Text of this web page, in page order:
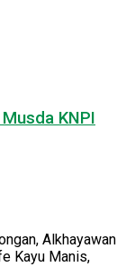
KNPI
Alkhayawan
Kayu Manis,